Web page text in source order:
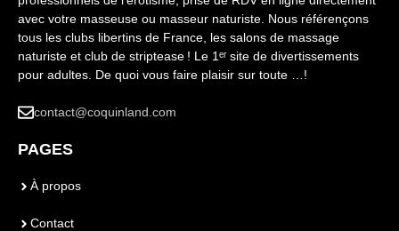
avec votre masseuse ou masseur naturiste. Nous référençons
tous les clubs libertins de France, les salons de massage
naturiste et club de striptease ! Le 1ᵉʳ site de divertissements
pour adultes. De quoi vous faire plaisir sur toute …!
contact@coquinland.com
PAGES
À propos
Contact